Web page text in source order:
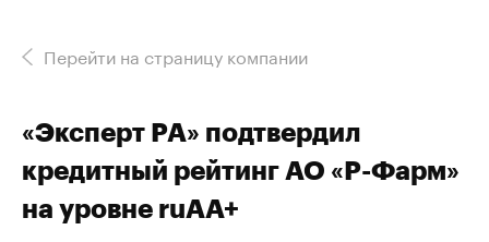
Перейти на страницу компании
«Эксперт РА» подтвердил
кредитный рейтинг АО «Р-Фарм»
на уровне ruAA+